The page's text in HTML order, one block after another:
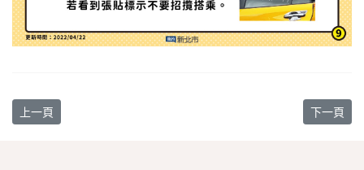
上一篇文章: 【新書消息】歡迎訂購《福爾摩沙信使：馬偕生命敘事
上一頁 下一篇文
下一頁